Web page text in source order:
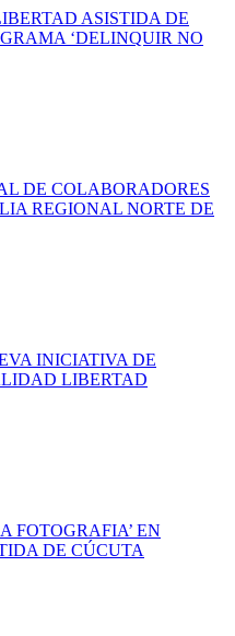
ASISTIDA DE
‘DELINQUIR NO
DE COLABORADORES
REGIONAL NORTE DE
INICIATIVA DE
LIBERTAD
FOTOGRAFIA’ EN
DE CÚCUTA